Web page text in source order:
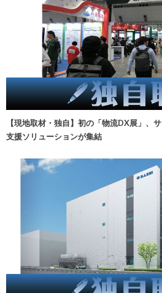
【現地取材・独自】初の「物流DX展」、
支援ソリューションが集結